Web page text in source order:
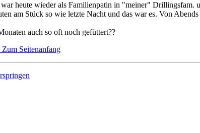
heute wieder als Familienpatin in "meiner" Drillingsfam.
am Stück so wie letzte Nacht und das war es. Von
auch so oft noch gefüttert??
Zum Seitenanfang